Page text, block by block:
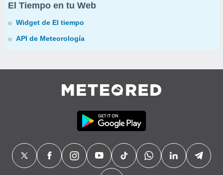
El Tiempo en tu Web
Widget de El tiempo
API de Meteorología